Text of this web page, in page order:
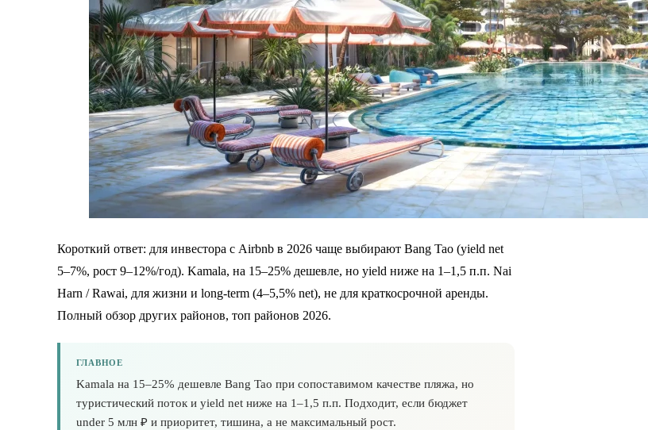
Короткий ответ: для инвестора с Airbnb в 2026 чаще выбирают Bang Tao (yield net
5–7%, рост 9–12%/год). Kamala, на 15–25% дешевле, но yield ниже на 1–1,5 п.п. Nai
Harn / Rawai, для жизни и long-term (4–5,5% net), не для краткосрочной аренды.
Полный обзор других районов, топ районов 2026.
ГЛАВНОЕ
Kamala на 15–25% дешевле Bang Tao при сопоставимом качестве пляжа, но
туристический поток и yield net ниже на 1–1,5 п.п. Подходит, если бюджет
under 5 млн ₽ и приоритет, тишина, а не максимальный рост.